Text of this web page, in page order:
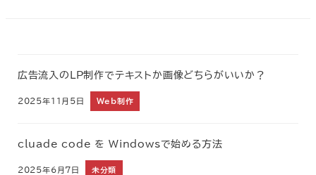
広告流入のLP制作でテキストか画像どちらがいいか？
2025年11月5日 Web制作
cluade code を Windowsで始める方法
2025年6月7日 未分類